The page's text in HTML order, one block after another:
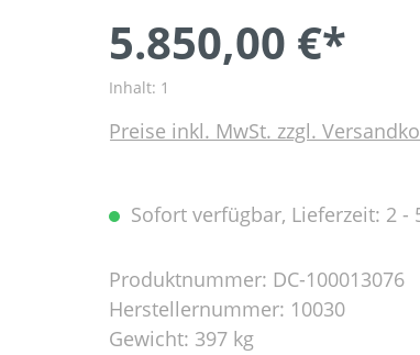
5.850,00 €*
Inhalt: 1
Preise inkl. MwSt. zzgl.
Sofort verfügbar, Lieferzeit: 2 -
Produktnummer: DC-100013076
Herstellernummer: 10030
Gewicht: 397 kg